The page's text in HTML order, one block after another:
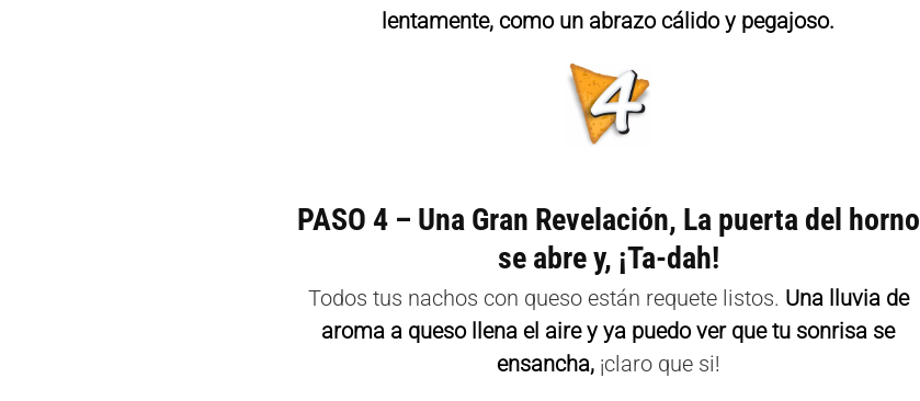
lentamente, como un abrazo cálido y pegajoso.
PASO 4 – Una Gran Revelación, La puerta del horno
se abre y, ¡Ta-dah!
Todos tus nachos con queso están requete listos. Una lluvia de
aroma a queso llena el aire y ya puedo ver que tu sonrisa se
ensancha, ¡claro que si!